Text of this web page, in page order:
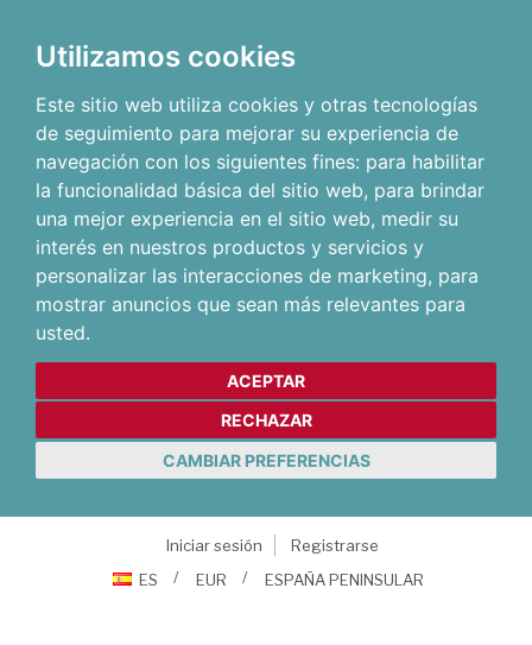
Utilizamos cookies
Este sitio web utiliza cookies y otras tecnologías
de seguimiento para mejorar su experiencia de
navegación con los siguientes fines: para habilitar
la funcionalidad básica del sitio web, para brindar
una mejor experiencia en el sitio web, medir su
interés en nuestros productos y servicios y
personalizar las interacciones de marketing, para
mostrar anuncios que sean más relevantes para
usted.
ACEPTAR
RECHAZAR
CAMBIAR PREFERENCIAS
Iniciar sesión
Registrarse
ES
EUR ESPAÑA PENINSULAR